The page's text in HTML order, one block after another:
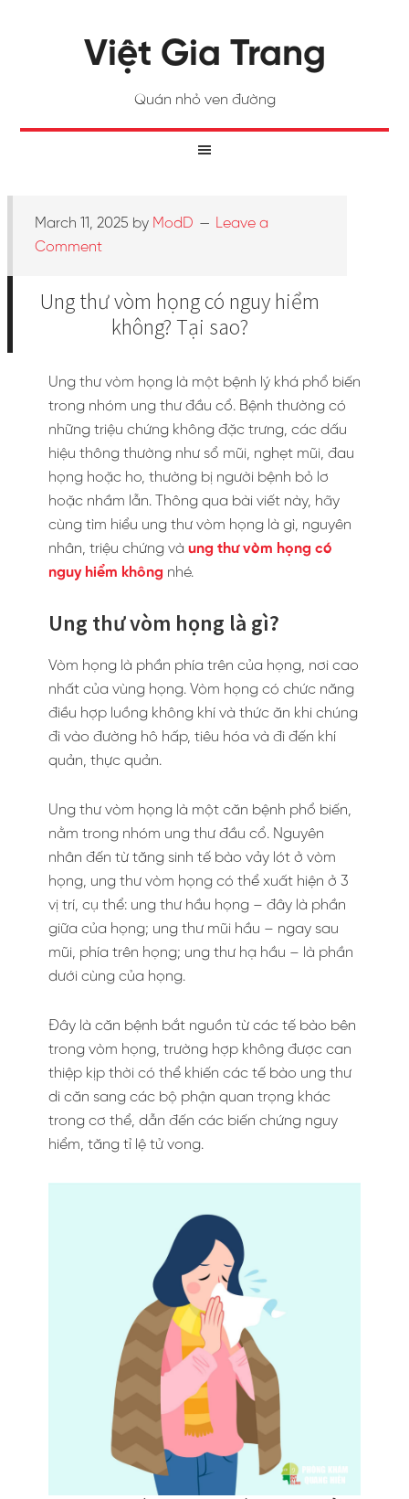
Việt Gia Trang
Quán nhỏ ven đường
March 11, 2025 by ModD
Leave a
Comment
Ung thư vòm họng có nguy hiểm
không? Tại sao?
Ung thư vòm họng là một bệnh lý khá phổ biến
trong nhóm ung thư đầu cổ. Bệnh thường có
những triệu chứng không đặc trưng, các dấu
hiệu thông thường như sổ mũi, nghẹt mũi, đau
họng hoặc ho, thường bị người bệnh bỏ lơ
hoặc nhầm lẫn. Thông qua bài viết này, hãy
cùng tìm hiểu ung thư vòm họng là gì, nguyên
nhân, triệu chứng và ung thư vòm họng có
nguy hiểm không nhé.
Ung thư vòm họng là gì?
Vòm họng là phần phía trên của họng, nơi cao
nhất của vùng họng. Vòm họng có chức năng
điều hợp luồng không khí và thức ăn khi chúng
đi vào đường hô hấp, tiêu hóa và đi đến khí
quản, thực quản.
Ung thư vòm họng là một căn bệnh phổ biến,
nằm trong nhóm ung thư đầu cổ. Nguyên
nhân đến từ tăng sinh tế bào vảy lót ở vòm
họng, ung thư vòm họng có thể xuất hiện ở 3
vị trí, cụ thể: ung thư hầu họng – đây là phần
giữa của họng; ung thư mũi hầu – ngay sau
mũi, phía trên họng; ung thư hạ hầu – là phần
dưới cùng của họng.
Đây là căn bệnh bắt nguồn từ các tế bào bên
trong vòm họng, trường hợp không được can
thiệp kịp thời có thể khiến các tế bào ung thư
di căn sang các bộ phận quan trọng khác
trong cơ thể, dẫn đến các biến chứng nguy
hiểm, tăng tỉ lệ tử vong.